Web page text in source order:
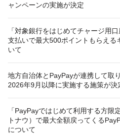
ャンペーンの実施が決定
「対象銀行をはじめてチャージ用
支払いで最大500ポイントもらえる
いて
地方自治体とPayPayが連携して取
2026年9月以降に実施する施策が決
「PayPayではじめて利用する方限
トナウ）で最大全額戻ってくる
について